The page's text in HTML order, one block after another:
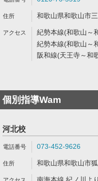
和歌山県和歌山市
紀勢本線(和歌山～
紀勢本線(和歌山～
阪和線(天王寺～和
個別指導Wam
河北校
073-452-9626
和歌山県和歌山市